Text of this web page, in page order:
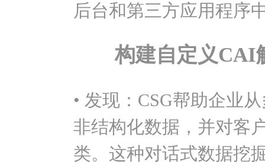
后台和第三方应用程序
构建自定义CAI
• 发现：CSG帮助企业
非结构化数据，并对客
类。这种对话式数据挖